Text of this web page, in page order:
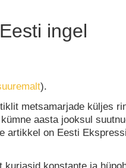
ingel
).
metsamarjade küljes
aasta jooksul
artikkel on Eesti
kurjasid konstante ja